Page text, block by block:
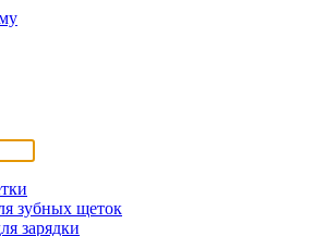
зубных щеток
зарядки